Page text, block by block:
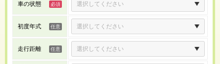
車の状態
初度年式
走行距離